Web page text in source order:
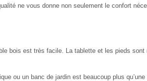
ne vous donne non seulement le confort
bois est très facile. La tablette et les pieds
ou un banc de jardin est beaucoup plus